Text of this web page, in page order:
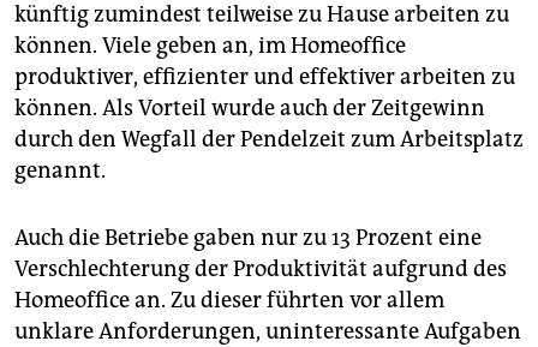
künftig zumindest teilweise zu Hause arbeiten zu
können. Viele geben an, im Homeoffice
produktiver, effizienter und effektiver arbeiten zu
können. Als Vorteil wurde auch der Zeitgewinn
durch den Wegfall der Pendelzeit zum Arbeitsplatz
genannt.
Auch die Betriebe gaben nur zu 13 Prozent eine
Verschlechterung der Produktivität aufgrund des
Homeoffice an. Zu dieser führten vor allem
unklare Anforderungen, uninteressante Aufgaben